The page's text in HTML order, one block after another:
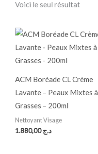
Voici le seul résultat
ACM Boréade CL Crème
Lavante – Peaux Mixtes à
Grasses – 200ml
Nettoyant Visage
د.ج1.880,00